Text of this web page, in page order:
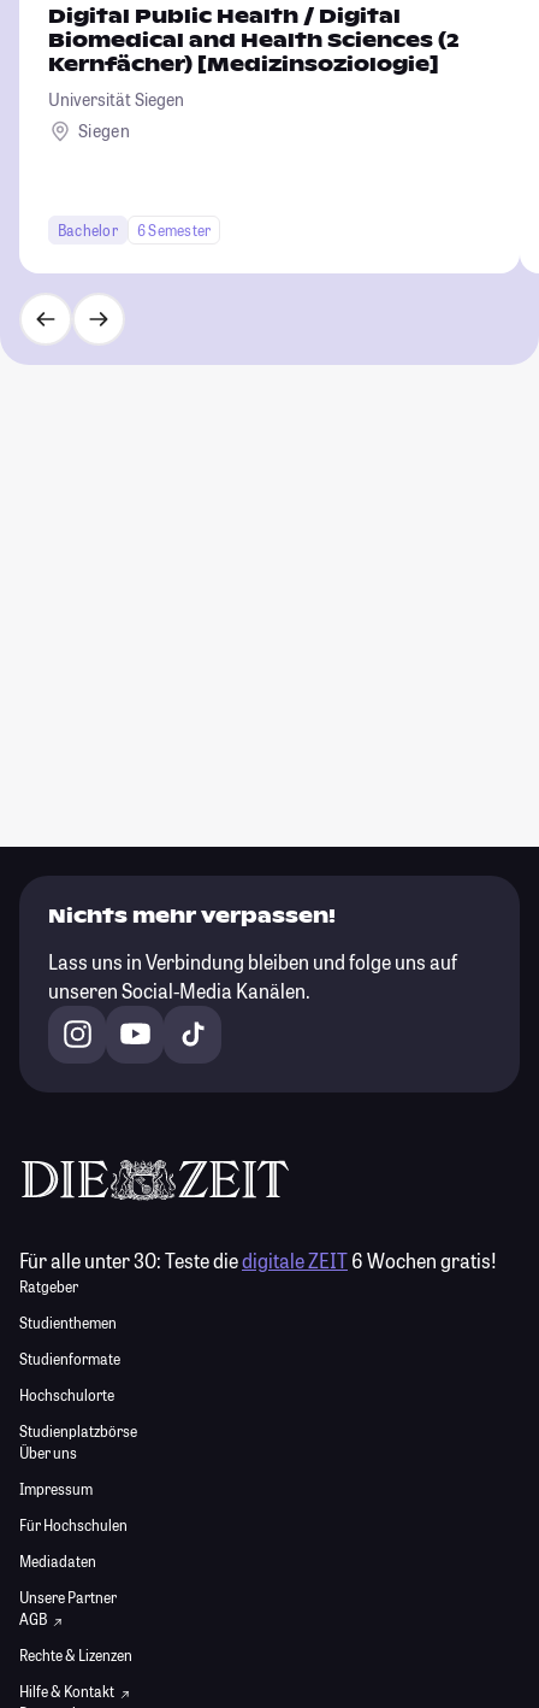
Digital Public Health / Digital
Biomedical and Health Sciences (2
Kernfächer) [Medizinsoziologie]
Universität Siegen
Siegen
Bachelor 6 Semester
Nichts mehr verpassen!
Lass uns in Verbindung bleiben und folge uns auf
unseren Social-Media Kanälen.
Für alle unter 30:Teste diedigitale ZEIT6 Wochen gratis!
Ratgeber
Studienthemen
Studienformate
Hochschulorte
Studienplatzbörse
Über uns
Impressum
Für Hochschulen
Mediadaten
Unsere Partner
AGB
Rechte & Lizenzen
Hilfe & Kontakt